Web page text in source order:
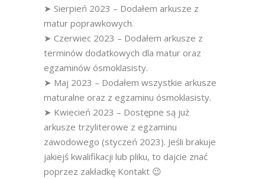
➤ Sierpień 2023 – Dodałem arkusze z
matur poprawkowych.
➤ Czerwiec 2023 – Dodałem arkusze z
terminów dodatkowych dla matur oraz
egzaminów ósmoklasisty.
➤ Maj 2023 – Dodałem wszystkie arkusze
maturalne oraz z egzaminu ósmoklasisty.
➤ Kwiecień 2023 – Dostępne są już
arkusze trzyliterowe z egzaminu
zawodowego (styczeń 2023). Jeśli brakuje
jakiejś kwalifikacji lub pliku, to dajcie znać
poprzez zakładkę Kontakt 😉